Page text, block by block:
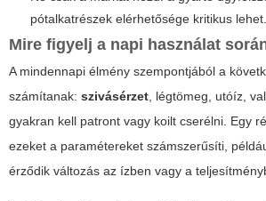
pótalkatrészek elérhetősége kritikus lehet.
Mire figyelj a napi használat
A mindennapi élmény szempontjából a
számítanak: szivásérzet, légtömeg, utóíz,
gyakran kell patront vagy koilt cserélni. Egy
ezeket a paramétereket számszerűsíti,
érződik változás az ízben vagy a